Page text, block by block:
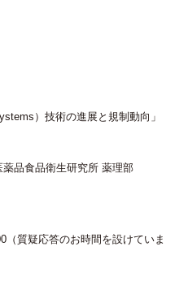
）技術の進展と規制動向」
品食品衛生研究所 薬理部
質疑応答のお時間を設けていま